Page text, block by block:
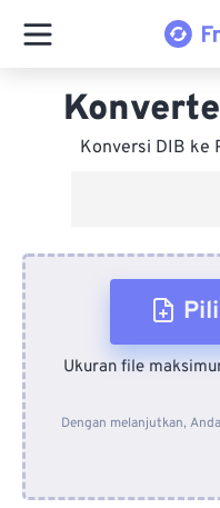
Konversi DIB ke
Ukuran file
Dengan melanjutkan,